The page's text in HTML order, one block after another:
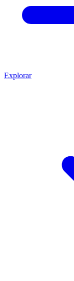
Explorar